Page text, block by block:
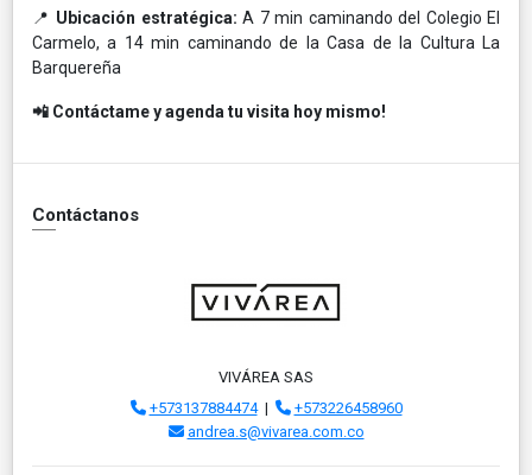
📍 Ubicación estratégica: A 7 min caminando del Colegio El
Carmelo, a 14 min caminando de la Casa de la Cultura La
Barquereña
📲 Contáctame y agenda tu visita hoy mismo!
Contáctanos
VIVÁREA SAS
+573137884474|
+573226458960
andrea.s@vivarea.com.co